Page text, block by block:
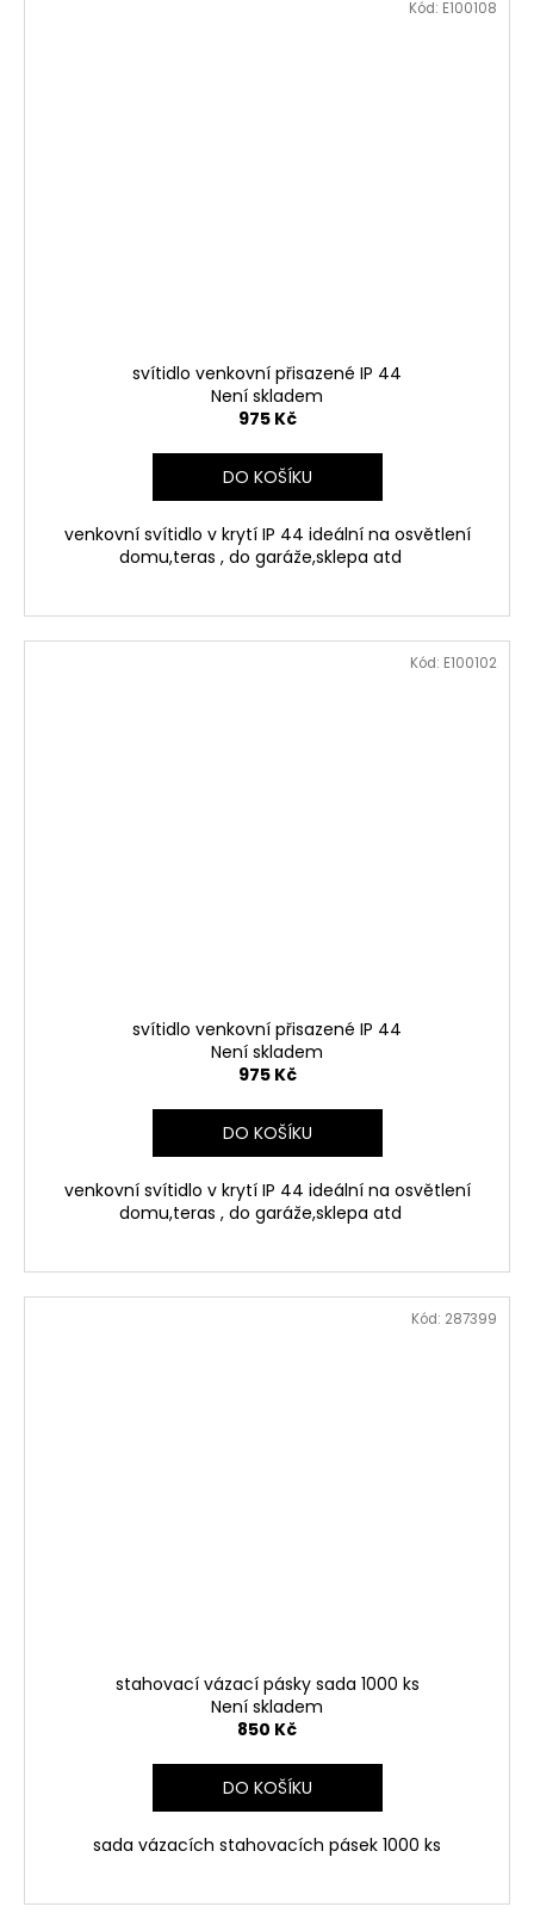
svítidlo venkovní přisazené IP 44
Není skladem
975 Kč
DO KOŠÍKU
venkovní svítidlo v krytí IP 44 ideální na osvětlení
domu,teras , do garáže,sklepa atd
Kód: E100108
svítidlo venkovní přisazené IP 44
Není skladem
975 Kč
DO KOŠÍKU
venkovní svítidlo v krytí IP 44 ideální na osvětlení
domu,teras , do garáže,sklepa atd
Kód: E100102
stahovací vázací pásky sada 1000 ks
Není skladem
850 Kč
DO KOŠÍKU
sada vázacích stahovacích pásek 1000 ks
Kód: 287399